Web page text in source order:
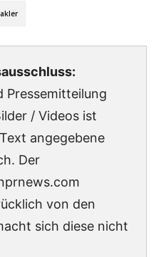
Pressemitteilung
/ Videos ist
angegebene
Der
von den
sich diese nicht